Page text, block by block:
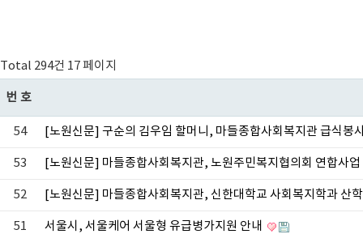
Total 294건 17 페이지
번호
54 [노원신문] 구순의 김우임 할머니, 마들종합사회복지관 급식봉
53 [노원신문] 마들종합사회복지관, 노원주민복지협의회 연합사
52 [노원신문] 마들종합사회복지관, 신한대학교 사회복지학과 산
51 서울시, 서울케어 서울형 유급병가지원 안내